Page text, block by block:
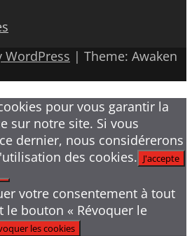
WordPress | Theme: Awaken
pour vous garantir la
sur notre site. Si vous
dernier, nous considérerons
des cookies. J'accepte
votre consentement à tout
bouton « Révoquer le
les cookies